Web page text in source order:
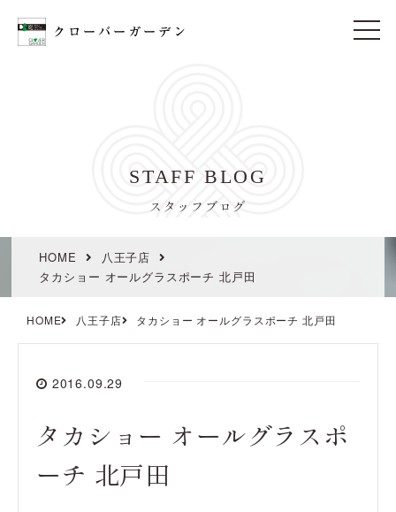
t
STAFF BLOG
スタッフブログ
HOME
八王子店
タカショー オールグラスポーチ 北戸田
HOME 八王子店 タカショー オールグラスポーチ 北戸田
2016.09.29
タカショー オールグラスポ
ーチ 北戸田